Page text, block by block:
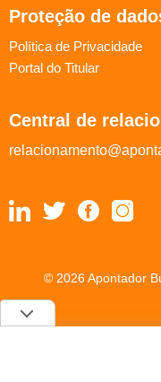
Proteção de
Política de Privacidade
Portal do Titular
Central de
© 2026 Apontador